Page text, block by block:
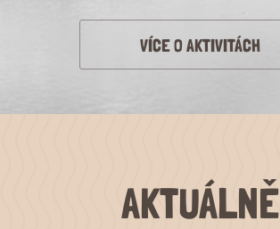
VÍCE O AKTIVITÁCH
AKTUÁLNĚ